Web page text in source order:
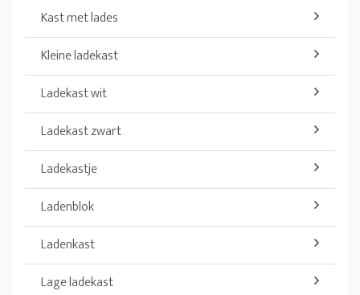
Kast met lades
Kleine ladekast
Ladekast wit
Ladekast zwart
Ladekastje
Ladenblok
Ladenkast
Lage ladekast